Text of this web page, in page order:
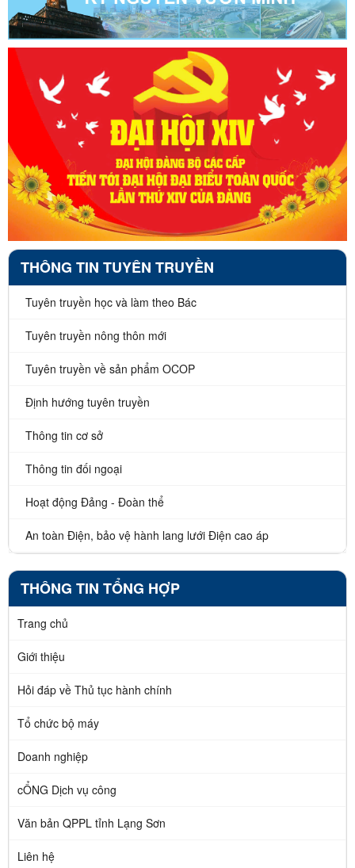
THÔNG TIN TUYÊN TRUYỀN
Tuyên truyền học và làm theo Bác
Tuyên truyền nông thôn mới
Tuyên truyền về sản phẩm OCOP
Định hướng tuyên truyền
Thông tin cơ sở
Thông tin đối ngoại
Hoạt động Đảng - Đoàn thể
An toàn Điện, bảo vệ hành lang lưới Điện cao áp
THÔNG TIN TỔNG HỢP
Trang chủ
Giới thiệu
Hỏi đáp về Thủ tục hành chính
Tổ chức bộ máy
Doanh nghiệp
cỔNG Dịch vụ công
Văn bản QPPL tỉnh Lạng Sơn
Liên hệ